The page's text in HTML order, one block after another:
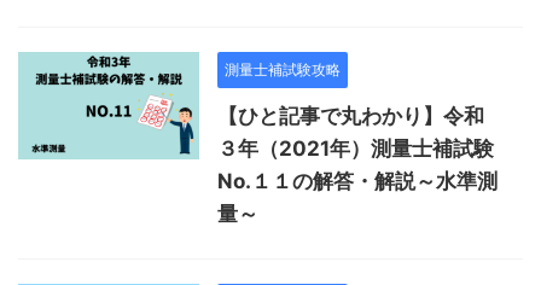
測量士補試験攻略
【ひと記事で丸わかり】令和
３年（2021年）測量士補試験
No.１１の解答・解説～水準測
量～